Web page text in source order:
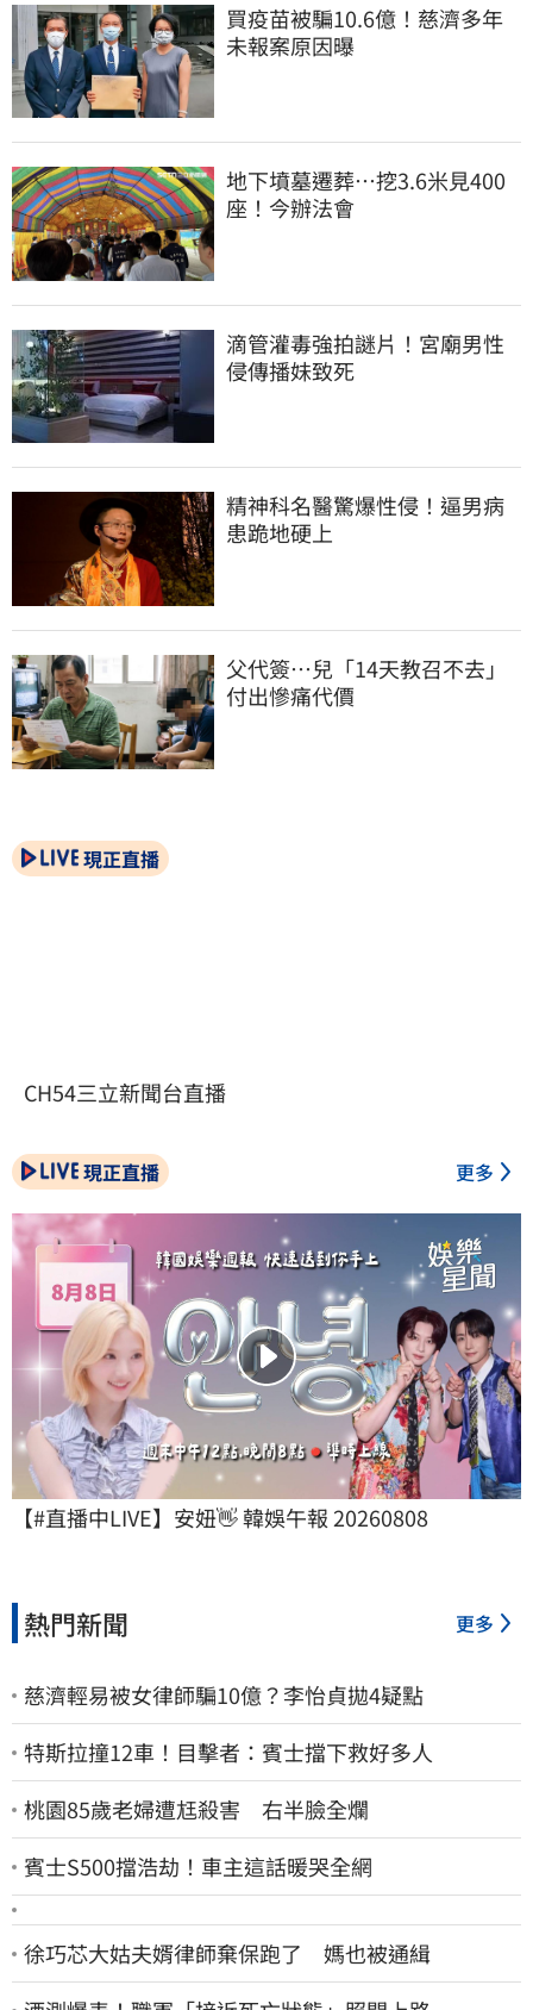
買疫苗被騙10.6億！慈濟多年
未報案原因曝
地下墳墓遷葬…挖3.6米見400
座！今辦法會
滴管灌毒強拍謎片！宮廟男性
侵傳播妹致死
精神科名醫驚爆性侵！逼男病
患跪地硬上
父代簽…兒「14天教召不去」
付出慘痛代價
現正直播
CH54三立新聞台直播
現正直播 更多
【#直播中LIVE】安妞👋 韓娛午報 20260808
熱門新聞 更多
慈濟輕易被女律師騙10億？李怡貞拋4疑點
特斯拉撞12車！目擊者：賓士擋下救好多人
桃園85歲老婦遭尪殺害 右半臉全爛
賓士S500擋浩劫！車主這話暖哭全網
徐巧芯大姑夫婿律師棄保跑了 媽也被通緝